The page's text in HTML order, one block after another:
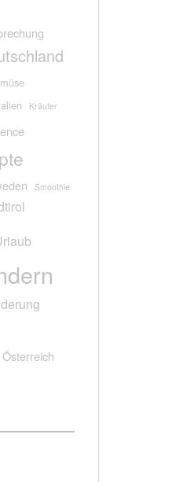
Kräuter
Smoothie
Österreich